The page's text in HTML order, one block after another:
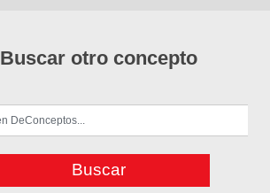
Buscar otro concepto